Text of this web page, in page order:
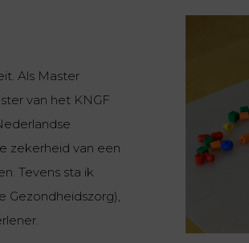
Als Master
van het KNGF
zekerheid van een
Tevens sta ik